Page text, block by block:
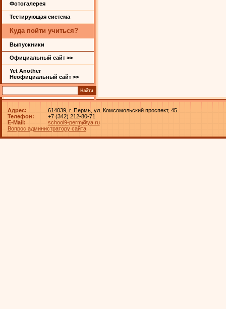
Фотогалерея
Тестирующая система
Куда пойти учиться?
Выпускники
Официальный сайт >>
Yet Another
Неофициальный сайт >>
Адрес:
614039, г. Пермь, ул. Комсомольский проспект, 45
Телефон:
+7 (342) 212-80-71
E-Mail:
school9-perm@ya.ru
Вопрос администратору сайта